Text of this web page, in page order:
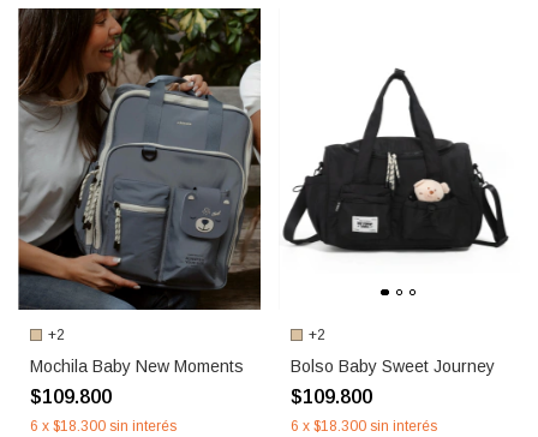
+2
Mochila Baby New Moments
$109.800
6 x $18.300 sin interés
+2
Bolso Baby Sweet Journey
$109.800
6 x $18.300 sin interés